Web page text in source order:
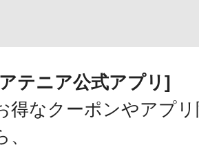
テニア公式アプリ]
得なクーポンやアプ
、